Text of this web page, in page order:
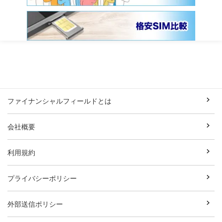
ファイナンシャルフィールドとは
会社概要
利用規約
プライバシーポリシー
外部送信ポリシー